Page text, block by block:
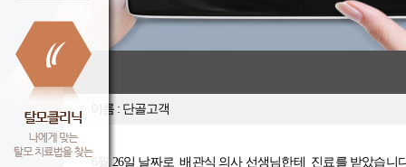
이름 : 단골고객
6월 26일 날짜로 배관식 의사 선생님한테 진료를 받았습니